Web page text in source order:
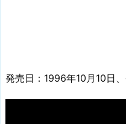
発売日：1996年10月10日